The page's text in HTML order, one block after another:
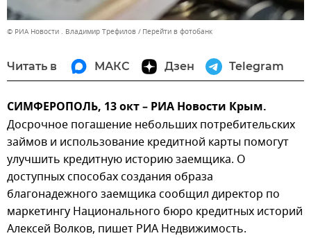
© РИА Новости . Владимир Трефилов Перейти в фотобанк
Читать в МАКС Дзен Telegram
СИМФЕРОПОЛЬ, 13 окт – РИА Новости Крым.
Досрочное погашение небольших потребительских
займов и использование кредитной карты помогут
улучшить кредитную историю заемщика. О
доступных способах создания образа
благонадежного заемщика сообщил директор по
маркетингу Национального бюро кредитных историй
Алексей Волков, пишет РИА Недвижимость.